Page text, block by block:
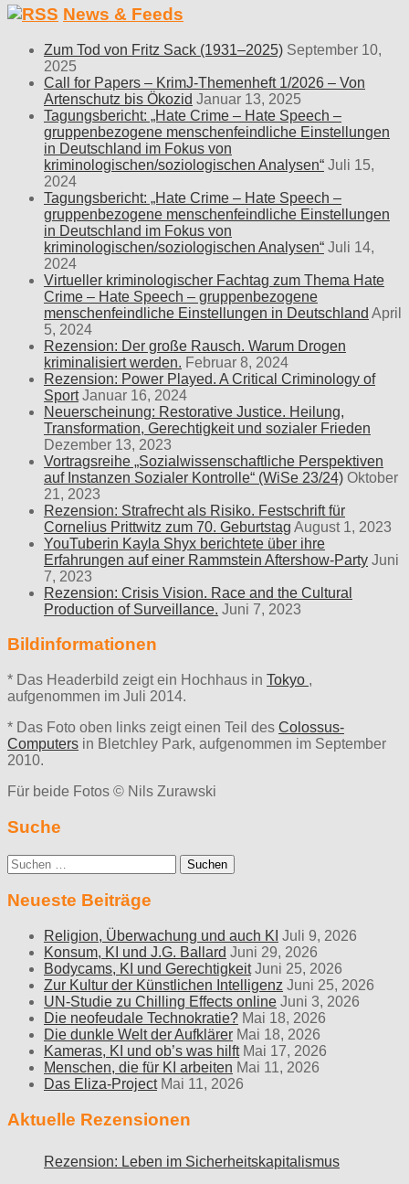
News & Feeds
Zum Tod von Fritz Sack (1931–2025) September 10,
2025
Call for Papers – KrimJ-Themenheft 1/2026 – Von
Artenschutz bis Ökozid Januar 13, 2025
Tagungsbericht: „Hate Crime – Hate Speech –
gruppenbezogene menschenfeindliche Einstellungen
in Deutschland im Fokus von
kriminologischen/soziologischen Analysen“ Juli 15,
2024
Tagungsbericht: „Hate Crime – Hate Speech –
gruppenbezogene menschenfeindliche Einstellungen
in Deutschland im Fokus von
kriminologischen/soziologischen Analysen“ Juli 14,
2024
Virtueller kriminologischer Fachtag zum Thema Hate
Crime – Hate Speech – gruppenbezogene
menschenfeindliche Einstellungen in Deutschland April
5, 2024
Rezension: Der große Rausch. Warum Drogen
kriminalisiert werden. Februar 8, 2024
Rezension: Power Played. A Critical Criminology of
Sport Januar 16, 2024
Neuerscheinung: Restorative Justice. Heilung,
Transformation, Gerechtigkeit und sozialer Frieden
Dezember 13, 2023
Vortragsreihe „Sozialwissenschaftliche Perspektiven
auf Instanzen Sozialer Kontrolle“ (WiSe 23/24) Oktober
21, 2023
Rezension: Strafrecht als Risiko. Festschrift für
Cornelius Prittwitz zum 70. Geburtstag August 1, 2023
YouTuberin Kayla Shyx berichtete über ihre
Erfahrungen auf einer Rammstein Aftershow-Party Juni
7, 2023
Rezension: Crisis Vision. Race and the Cultural
Production of Surveillance. Juni 7, 2023
Bildinformationen
* Das Headerbild zeigt ein Hochhaus in Tokyo ,
aufgenommen im Juli 2014.
* Das Foto oben links zeigt einen Teil des Colossus-
Computers in Bletchley Park, aufgenommen im September
2010.
Für beide Fotos © Nils Zurawski
Suche
Suche
nach:
Neueste Beiträge
Religion, Überwachung und auch KI Juli 9, 2026
Konsum, KI und J.G. Ballard Juni 29, 2026
Bodycams, KI und Gerechtigkeit Juni 25, 2026
Zur Kultur der Künstlichen Intelligenz Juni 25, 2026
UN-Studie zu Chilling Effects online Juni 3, 2026
Die neofeudale Technokratie? Mai 18, 2026
Die dunkle Welt der Aufklärer Mai 18, 2026
Kameras, KI und ob’s was hilft Mai 17, 2026
Menschen, die für KI arbeiten Mai 11, 2026
Das Eliza-Project Mai 11, 2026
Aktuelle Rezensionen
Rezension: Leben im Sicherheitskapitalismus